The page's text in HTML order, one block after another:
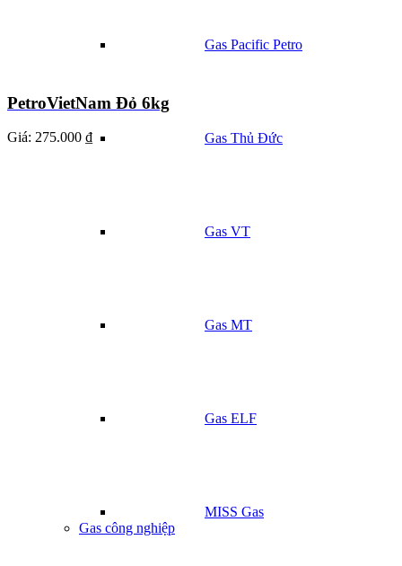
Gas Pacific Petro
Gas Thủ Đức
Gas VT
Gas MT
Gas ELF
MISS Gas
Gas công nghiệp
PetroVietNam Đỏ 6kg
Giá: 275.000 ₫